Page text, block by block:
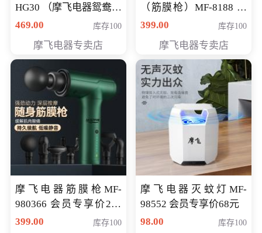
HG30 （摩飞电器鸳鸯锅
MF-HG30 ） 会员专享价
469.00 库存100
摩飞电器专卖店
（筋膜枪）MF-8188 会
员专享价268元
399.00 库存100
摩飞电器专卖店
摩飞电器筋膜枪MF-
980366 会员专享价299
元
399.00 库存100
摩飞电器灭蚊灯MF-
98552 会员专享价68元
98.00
库存100